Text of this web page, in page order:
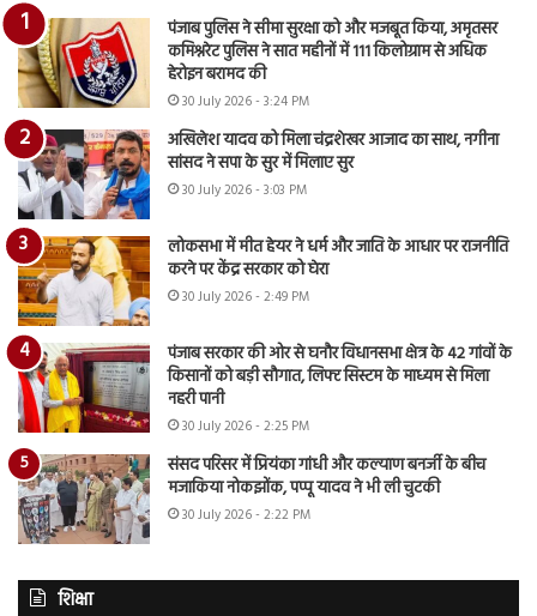
पंजाब पुलिस ने सीमा सुरक्षा को और मजबूत किया, अमृतसर
कमिश्नरेट पुलिस ने सात महीनों में 111 किलोग्राम से अधिक
हेरोइन बरामद की
30 July 2026 - 3:24 PM
अखिलेश यादव को मिला चंद्रशेखर आजाद का साथ, नगीना
सांसद ने सपा के सुर में मिलाए सुर
30 July 2026 - 3:03 PM
लोकसभा में मीत हेयर ने धर्म और जाति के आधार पर राजनीति
करने पर केंद्र सरकार को घेरा
30 July 2026 - 2:49 PM
पंजाब सरकार की ओर से घनौर विधानसभा क्षेत्र के 42 गांवों के
किसानों को बड़ी सौगात, लिफ्ट सिस्टम के माध्यम से मिला
नहरी पानी
30 July 2026 - 2:25 PM
संसद परिसर में प्रियंका गांधी और कल्याण बनर्जी के बीच
मजाकिया नोकझोंक, पप्पू यादव ने भी ली चुटकी
30 July 2026 - 2:22 PM
शिक्षा